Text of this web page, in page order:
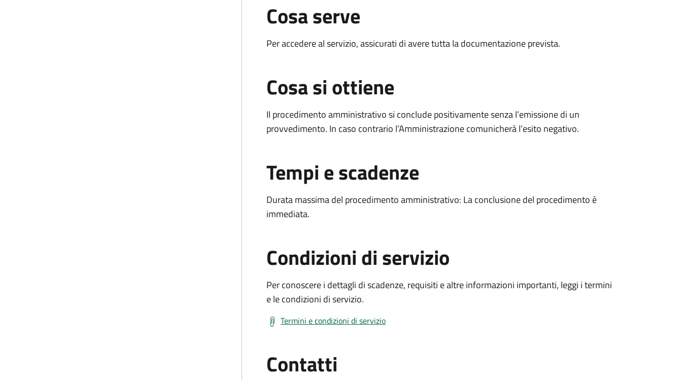
Cosa serve
Per accedere al servizio, assicurati di avere tutta la documentazione prevista.
Cosa si ottiene
Il procedimento amministrativo si conclude positivamente senza l’emissione di un
provvedimento. In caso contrario l’Amministrazione comunicherà l’esito negativo.
Tempi e scadenze
Durata massima del procedimento amministrativo: La conclusione del procedimento è
immediata.
Condizioni di servizio
Per conoscere i dettagli di scadenze, requisiti e altre informazioni importanti, leggi i termini
e le condizioni di servizio.
Termini e condizioni di servizio
Contatti